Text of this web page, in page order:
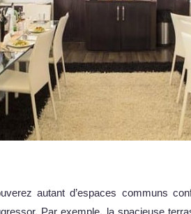
autant d’espaces communs
Par exemple, la spacieuse